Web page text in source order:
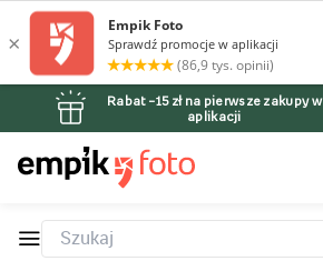
Rabat –15 zł na pierwsze zakupy w
aplikacji